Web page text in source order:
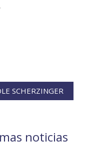
SCHERZINGER
noticias